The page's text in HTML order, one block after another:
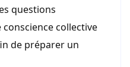
questions
collective
de préparer un